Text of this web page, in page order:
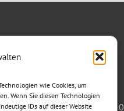
wie Cookies, um
Wenn Sie diesen Technologien
IDs auf dieser Website
99867 Gotha
Telefon:03621/3077-0